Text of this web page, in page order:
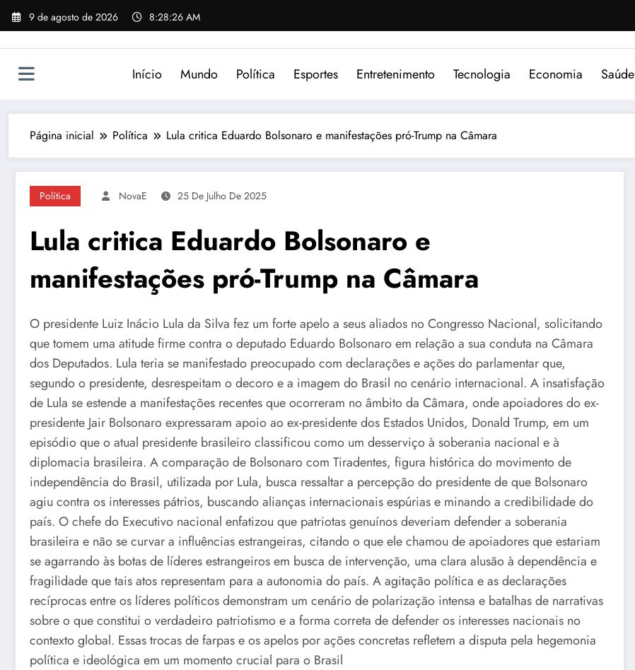
Pular
para
9 de agosto de 2026 8:28:26 AM
Início Mundo Política Esportes Entretenimento Tecnologia Economia Saúde
Página inicial Política Lula critica Eduardo Bolsonaro e manifestações pró-Trump na Câmara
Política NovaE 25 De Julho De 2025
Lula critica Eduardo Bolsonaro e
manifestações pró-Trump na Câmara
O presidente Luiz Inácio Lula da Silva fez um forte apelo a seus aliados no Congresso Nacional, solicitando
que tomem uma atitude firme contra o deputado Eduardo Bolsonaro em relação a sua conduta na Câmara
dos Deputados. Lula teria se manifestado preocupado com declarações e ações do parlamentar que,
segundo o presidente, desrespeitam o decoro e a imagem do Brasil no cenário internacional. A insatisfação
de Lula se estende a manifestações recentes que ocorreram no âmbito da Câmara, onde apoiadores do ex-
presidente Jair Bolsonaro expressaram apoio ao ex-presidente dos Estados Unidos, Donald Trump, em um
episódio que o atual presidente brasileiro classificou como um desserviço à soberania nacional e à
diplomacia brasileira. A comparação de Bolsonaro com Tiradentes, figura histórica do movimento de
independência do Brasil, utilizada por Lula, busca ressaltar a percepção do presidente de que Bolsonaro
agiu contra os interesses pátrios, buscando alianças internacionais espúrias e minando a credibilidade do
país. O chefe do Executivo nacional enfatizou que patriotas genuínos deveriam defender a soberania
brasileira e não se curvar a influências estrangeiras, citando o que ele chamou de apoiadores que estariam
se agarrando às botas de líderes estrangeiros em busca de intervenção, uma clara alusão à dependência e
fragilidade que tais atos representam para a autonomia do país. A agitação política e as declarações
recíprocas entre os líderes políticos demonstram um cenário de polarização intensa e batalhas de narrativas
sobre o que constitui o verdadeiro patriotismo e a forma correta de defender os interesses nacionais no
contexto global. Essas trocas de farpas e os apelos por ações concretas refletem a disputa pela hegemonia
política e ideológica em um momento crucial para o Brasil